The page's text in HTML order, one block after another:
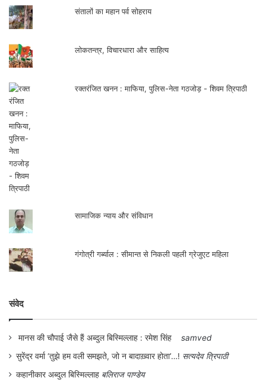
संतालों का महान पर्व सोहराय
लोकतन्त्र, विचारधारा और साहित्य
रक्तरंजित खनन : माफिया, पुलिस-नेता गठजोड़ - शिवम त्रिपाठी
सामाजिक न्याय और संविधान
गंगोत्री गर्ब्याल : सीमान्त से निकली पहली ग्रेजुएट महिला
संवेद
मानस की चौपाई जैसे हैं अब्दुल बिस्मिल्लाह : रमेश सिंह
samved
सुरेंद्र वर्मा ‘तुझे हम वली समझते, जो न बादाख़्वार होता’…! सत्यदेव त्रिपाठी
कहानीकार अब्दुल बिस्मिल्लाह बलिराज पाण्डेय